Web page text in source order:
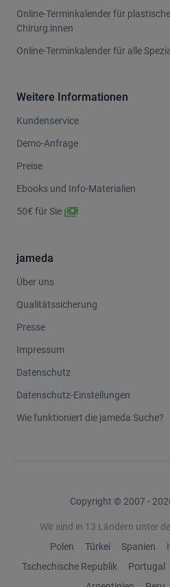
Online-Terminkalender für
Chirurg:innen
Online-Terminkalender für alle
Weitere Informationen
Kundenservice
Demo-Anfrage
Preise
Ebooks und Info-Materialien
50€ für Sie
jameda
Über uns
Qualitätssicherung
Presse
Impressum
Datenschutz
Datenschutz-Einstellungen
Wie funktioniert die jameda Suche?
Copyright © 2007 -
Wir sind in 13 Ländern unter
Polen
Türkei Spanien
Tschechische Republik
Portugal